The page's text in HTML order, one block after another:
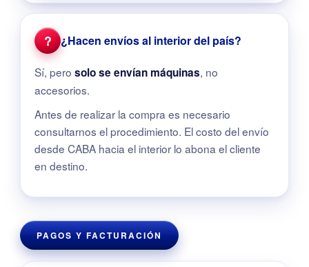
? ¿Hacen envíos al interior del país?
Sí, pero solo se envían máquinas, no
accesorios.
Antes de realizar la compra es necesario
consultarnos el procedimiento. El costo del envío
desde CABA hacia el interior lo abona el cliente
en destino.
PAGOS Y FACTURACIÓN